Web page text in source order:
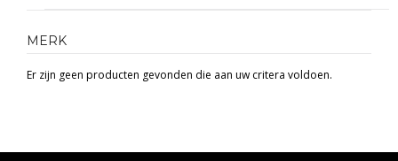
MERK
Er zijn geen producten gevonden die aan uw critera voldoen.